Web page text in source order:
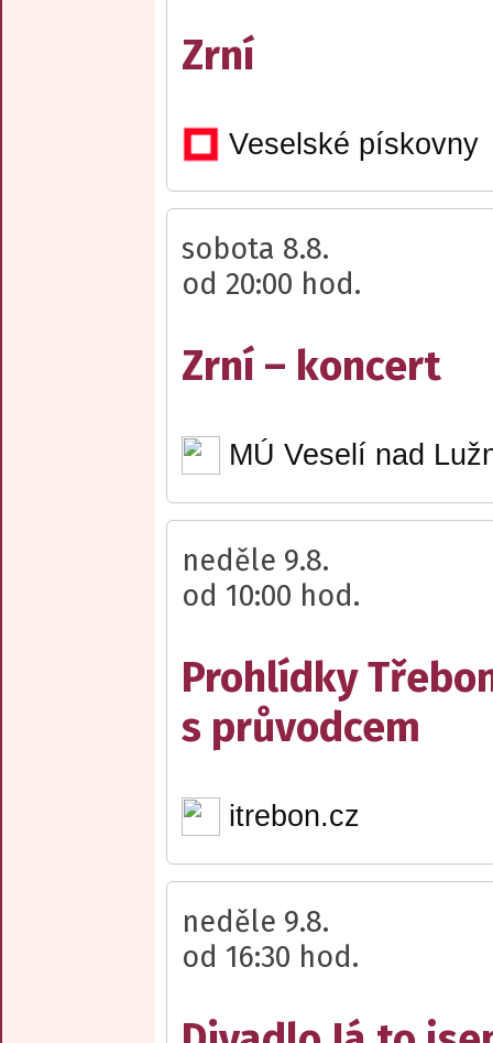
Zrní
Veselské pískovny
sobota 8.8.
od 20:00 hod.
Zrní – koncert
MÚ Veselí nad
neděle 9.8.
od 10:00 hod.
Prohlídky
s průvodcem
itrebon.cz
neděle 9.8.
od 16:30 hod.